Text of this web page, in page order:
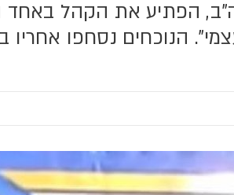
הפתיע את הקהל באחד
הנוכחים נסחפו אחריו